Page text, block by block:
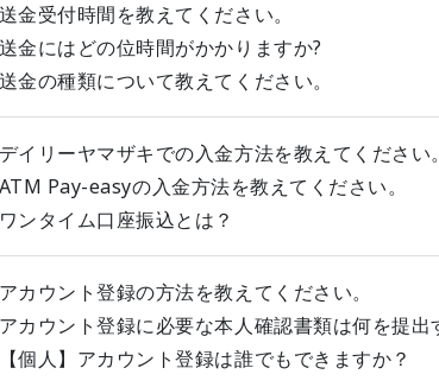
送金受付時間を教えてください。
送金にはどの位時間がかかりますか?
送金の種類について教えてください。
デイリーヤマザキでの入金方法を教えてください。
ATM Pay-easyの入金方法を教えてください。
ワンタイム口座振込とは？
アカウント登録の方法を教えてください。
アカウント登録に必要な本人確認書類は何を提出
【個人】アカウント登録は誰でもできますか？